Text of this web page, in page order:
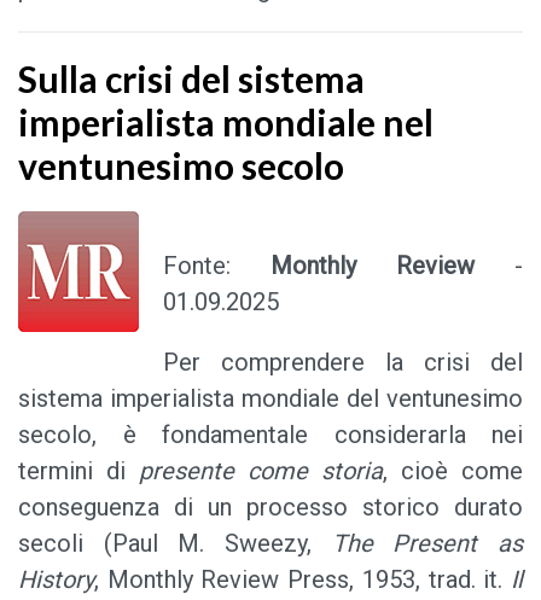
Sulla crisi del sistema
imperialista mondiale nel
ventunesimo secolo
Fonte: Monthly Review-
01.09.2025
Per comprendere la crisi del
sistema imperialista mondiale del ventunesimo
secolo, è fondamentale considerarla nei
termini di presente come storia, cioè come
conseguenza di un processo storico durato
secoli (Paul M. Sweezy,
The Present as
History, Monthly Review Press, 1953, trad. it. Il